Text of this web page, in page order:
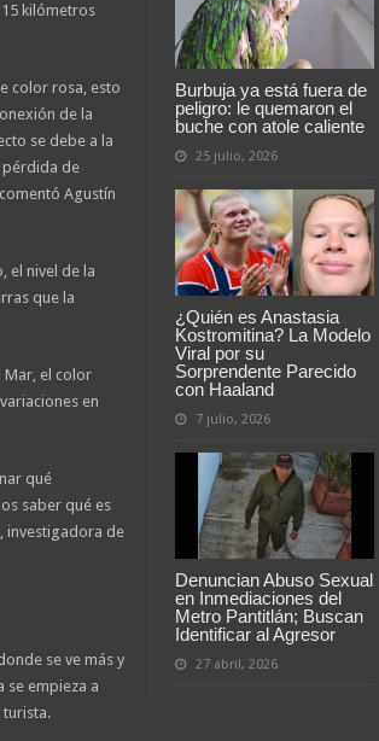
Burbuja ya está fuera de
peligro: le quemaron el
buche con atole caliente
25 julio, 2026
¿Quién es Anastasia
Kostromitina? La Modelo
Viral por su
Sorprendente Parecido
con Haaland
7 julio, 2026
Denuncian Abuso Sexual
en Inmediaciones del
Metro Pantitlán; Buscan
Identificar al Agresor
27 abril, 2026
kilómetros
color rosa, esto
de la
se debe a la
pérdida de
Agustín
el nivel de la
que la
Mar, el color
en
qué
saber qué es
investigadora de
se ve más y
se empieza a